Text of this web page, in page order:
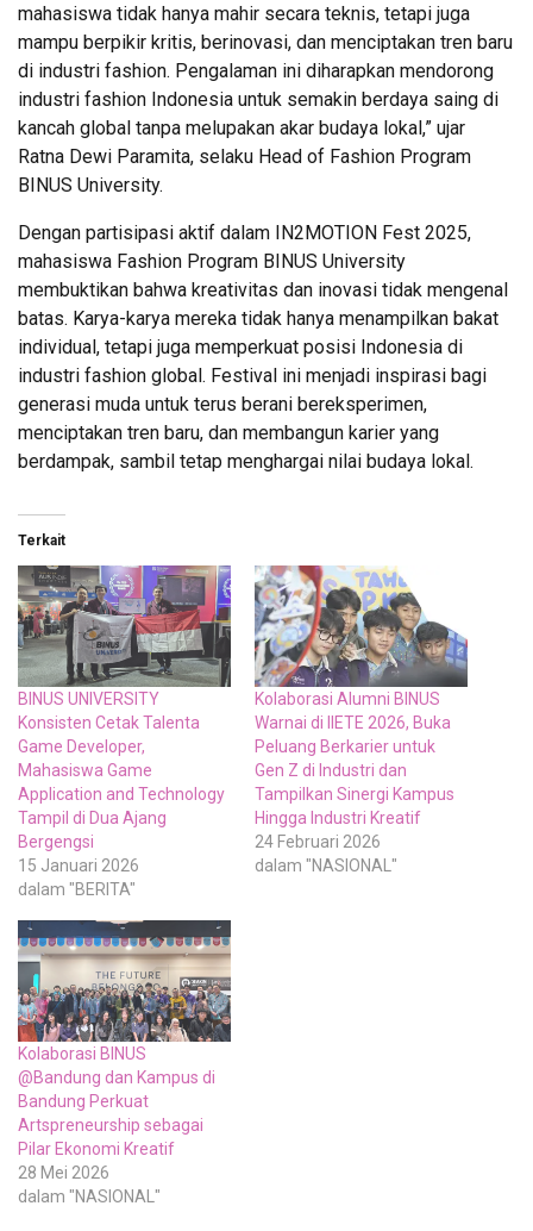
mahasiswa tidak hanya mahir secara teknis, tetapi juga
mampu berpikir kritis, berinovasi, dan menciptakan tren baru
di industri fashion. Pengalaman ini diharapkan mendorong
industri fashion Indonesia untuk semakin berdaya saing di
kancah global tanpa melupakan akar budaya lokal,” ujar
Ratna Dewi Paramita, selaku Head of Fashion Program
BINUS University.
Dengan partisipasi aktif dalam IN2MOTION Fest 2025,
mahasiswa Fashion Program BINUS University
membuktikan bahwa kreativitas dan inovasi tidak mengenal
batas. Karya-karya mereka tidak hanya menampilkan bakat
individual, tetapi juga memperkuat posisi Indonesia di
industri fashion global. Festival ini menjadi inspirasi bagi
generasi muda untuk terus berani bereksperimen,
menciptakan tren baru, dan membangun karier yang
berdampak, sambil tetap menghargai nilai budaya lokal.
Terkait
BINUS UNIVERSITY
Konsisten Cetak Talenta
Game Developer,
Mahasiswa Game
Application and Technology
Tampil di Dua Ajang
Bergengsi
15 Januari 2026
dalam "BERITA"
Kolaborasi Alumni BINUS
Warnai di IIETE 2026, Buka
Peluang Berkarier untuk
Gen Z di Industri dan
Tampilkan Sinergi Kampus
Hingga Industri Kreatif
24 Februari 2026
dalam "NASIONAL"
Kolaborasi BINUS
@Bandung dan Kampus di
Bandung Perkuat
Artspreneurship sebagai
Pilar Ekonomi Kreatif
28 Mei 2026
dalam "NASIONAL"